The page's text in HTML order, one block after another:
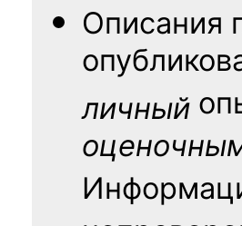
Описания
личный